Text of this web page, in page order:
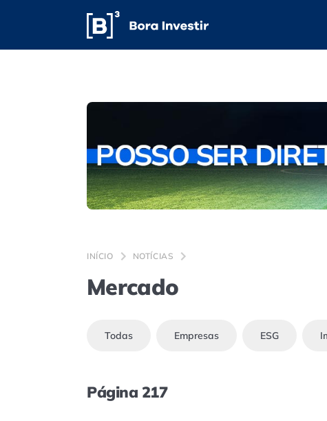
INÍCIO NOTÍCIAS
Mercado
Todas Empresas ESG
Página 217